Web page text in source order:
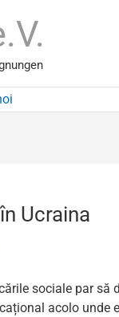
Ucraina
sociale par
acolo